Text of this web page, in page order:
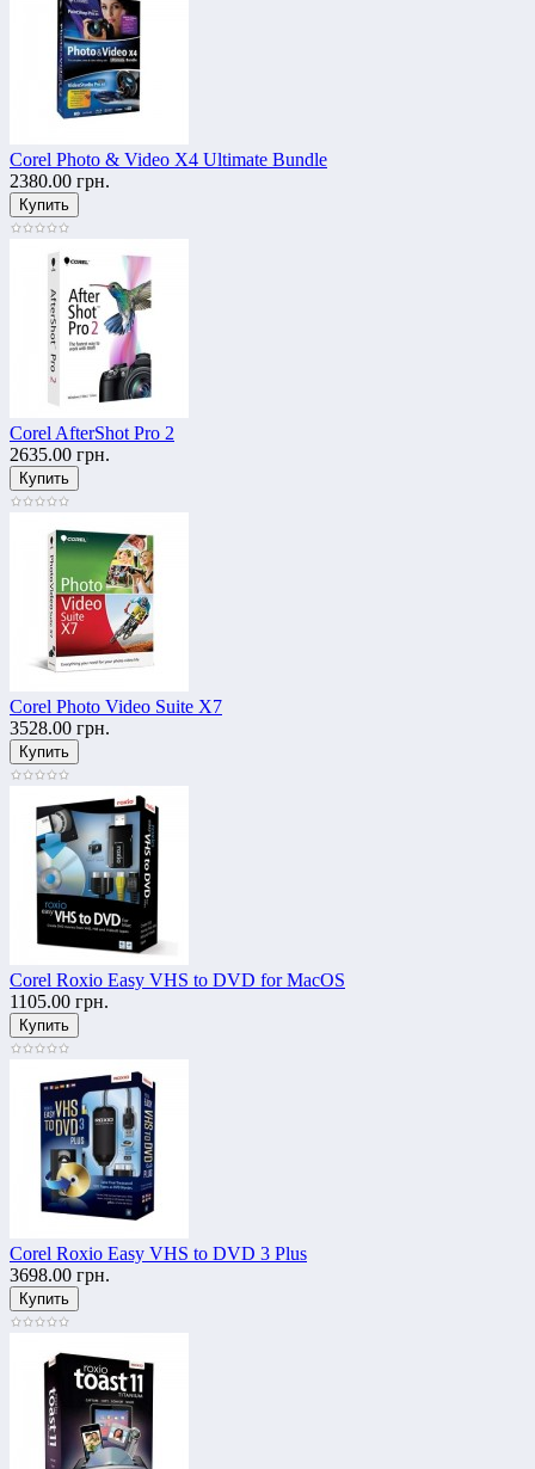
Corel Photo & Video X4 Ultimate Bundle
2380.00 грн.
Corel AfterShot Pro 2
2635.00 грн.
Corel Photo Video Suite X7
3528.00 грн.
Corel Roxio Easy VHS to DVD for MacOS
1105.00 грн.
Corel Roxio Easy VHS to DVD 3 Plus
3698.00 грн.